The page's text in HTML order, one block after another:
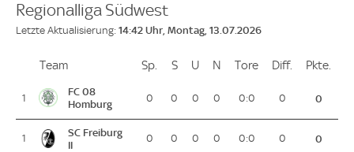
Regionalliga Südwest
Letzte Aktualisierung: 14:42 Uhr, Montag, 13.07.2026
PlatzTeam Sp. Spiele
SSiege
U Unentschieden
N Niederlagen
Tore ToreDiff. Differenz
Pkte.
1
FC 08
Homburg
0 0 0 0 0:0 0 0
1
SC Freiburg
II
0 0 0 0 0:0 0 0